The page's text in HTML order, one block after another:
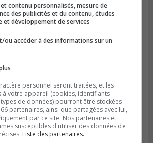
contenu personnalisés, mesure de
des publicités et du contenu, études
et développement de services
ou accéder à des informations sur un
personnel seront traitées, et les
à votre appareil (cookies, identifiants
de données) pourront être stockées
partenaires, ainsi que partagées avec lui,
par ce site. Nos partenaires et
susceptibles d'utiliser des données de
Liste des partenaires.